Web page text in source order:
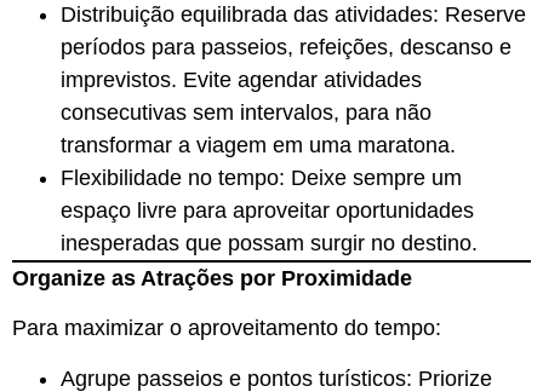
Distribuição equilibrada das atividades: Reserve
períodos para passeios, refeições, descanso e
imprevistos. Evite agendar atividades
consecutivas sem intervalos, para não
transformar a viagem em uma maratona.
Flexibilidade no tempo: Deixe sempre um
espaço livre para aproveitar oportunidades
inesperadas que possam surgir no destino.
Organize as Atrações por Proximidade
Para maximizar o aproveitamento do tempo:
Agrupe passeios e pontos turísticos: Priorize